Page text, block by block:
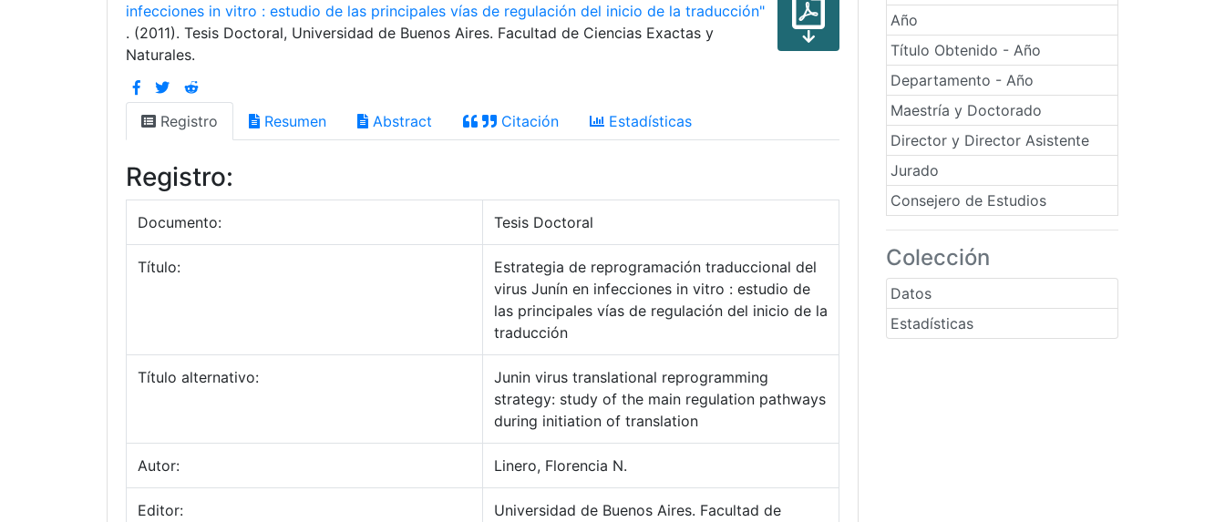
Año
Título Obtenido - Año
Departamento - Año
Maestría y Doctorado
Director y Director Asistente
Jurado
Consejero de Estudios
Colección
Datos
Estadísticas
infecciones in vitro : estudio de las principales vías de regulación del inicio de la traducción"
. (2011). Tesis Doctoral, Universidad de Buenos Aires. Facultad de Ciencias Exactas y
Naturales.
Registro Resumen Abstract Citación Estadísticas
Registro:
Documento: Tesis Doctoral
Título:
Estrategia de reprogramación traduccional del
virus Junín en infecciones in vitro : estudio de
las principales vías de regulación del inicio de la
traducción
Título alternativo:
Junin virus translational reprogramming
strategy: study of the main regulation pathways
during initiation of translation
Autor: Linero, Florencia N.
Editor:
Universidad de Buenos Aires. Facultad de